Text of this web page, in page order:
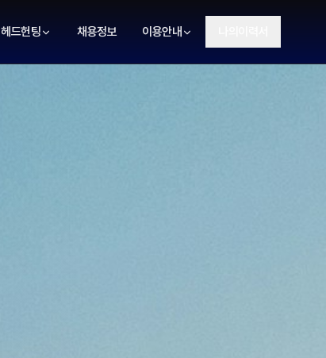
헤드헌팅 채용정보 이용안내